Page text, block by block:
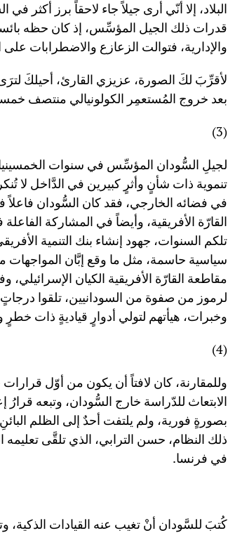
البلاد، إلا أنّي أرى جيلاً جاء لاحقاً برز أكثر
قدرات ذلك الجيل المؤسِّس، إذ كان حظه بائساً
والإدارية، فتوالت الزعازع والاضطرابات
لأقرِّبَ لكَ الصورة، عزيزي القارئ، أحيلكَ
بعد خروج المُستعمِر الكولونيالي منتصف
(3)
لجيلِ السُّودان المؤسِّس في سنوات
تنموية ذات شأنٍ وأثرٍ كبيرين في الدَّاخل لا
في فضائه الخارجي، فقد كان السُّودان
القارّة الأفريقية، وأيضاً في المشاركة
تلكم السنوات، جهود إنشاء بنك التنمية
سياسية حاسمة، مثل ما وقع إبَّان المواجهات
مقاطعة القارّة الأفريقية الكيان
لرموز من صفوة من السودانيين، تلقوا
وخبرات، هيأتهم لتولي أدوارٍ قياديةٍ ذات خطرٍ
(4)
الابتعاث للدّراسة خارج السُّودان، وتبعه قرارُ
بصورةٍ فورية، ولم يلتفت أحدٌ إلى الظلم
ذلك النظام، حسن الترابي، الذي تلقَّى
في فرنسا.
كُتبَ للسَّودان أنْ تغيب عنه القيادات الذكية،